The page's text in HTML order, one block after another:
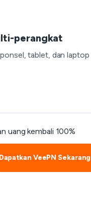
perangkat
tablet, dan
uang kembali 100%
Dapatkan VeePN Sekarang